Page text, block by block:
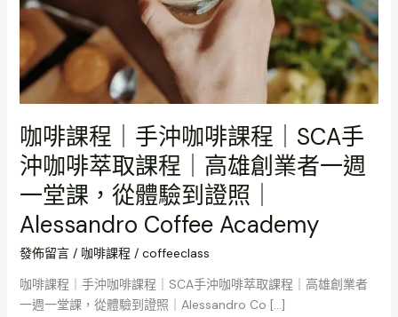
咖啡課程｜手沖咖啡課程｜SCA手
沖咖啡萃取課程｜高雄創業者一週
一堂課，從體驗到證照｜
Alessandro Coffee Academy
發佈留言 / 咖啡課程 / coffeeclass
咖啡課程｜手沖咖啡課程｜SCA手沖咖啡萃取課程｜高雄創業者
一週一堂課，從體驗到證照｜Alessandro Co […]
課
程
｜
高
雄
創
業
者
一
堂
從
體